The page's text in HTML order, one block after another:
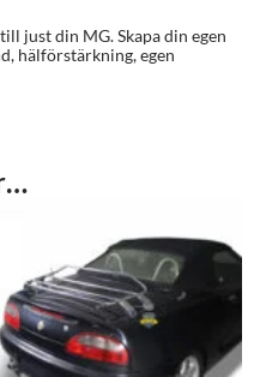
just din MG. Skapa din egen
hälförstärkning, egen